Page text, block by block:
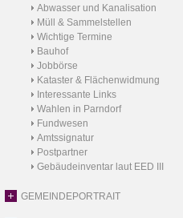
Abwasser und Kanalisation
Müll & Sammelstellen
Wichtige Termine
Bauhof
Jobbörse
Kataster & Flächenwidmung
Interessante Links
Wahlen in Parndorf
Fundwesen
Amtssignatur
Postpartner
Gebäudeinventar laut EED III
GEMEINDEPORTRAIT